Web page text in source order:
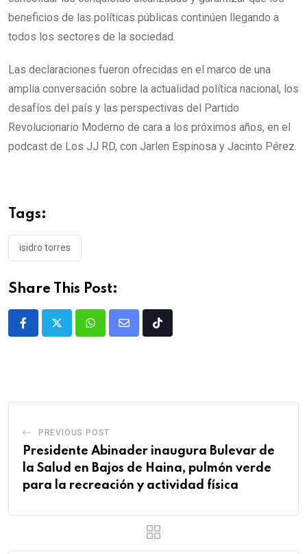
beneficios de las políticas públicas continúen llegando a
todos los sectores de la sociedad.
Las declaraciones fueron ofrecidas en el marco de una
amplia conversación sobre la actualidad política nacional, los
desafíos del país y las perspectivas del Partido
Revolucionario Moderno de cara a los próximos años, en el
podcast de Los JJ RD, con Jarlen Espinosa y Jacinto Pérez.
Tags:
isidro torres
Share This Post:
PREVIOUS POST
Presidente Abinader inaugura Bulevar de
la Salud en Bajos de Haina, pulmón verde
para la recreación y actividad física